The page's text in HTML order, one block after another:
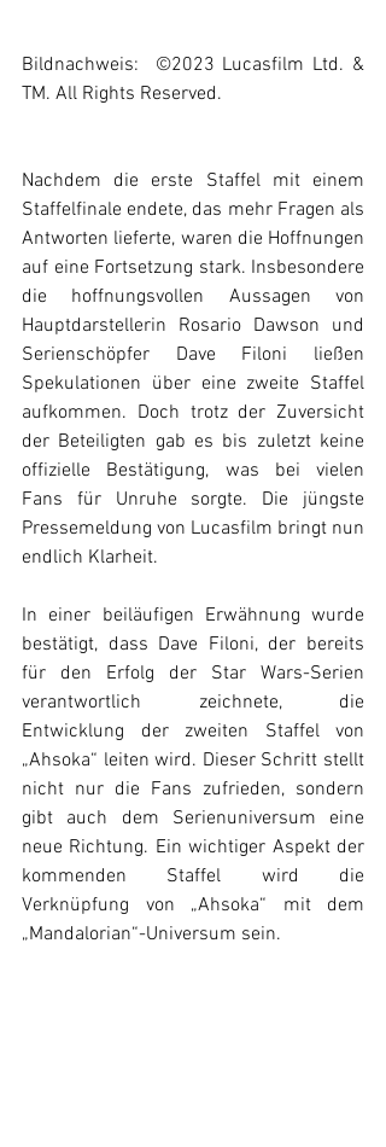
Bildnachweis:  ©2023 Lucasfilm Ltd. &
TM. All Rights Reserved.
Nachdem die erste Staffel mit einem
Staffelfinale endete, das mehr Fragen als
Antworten lieferte, waren die Hoffnungen
auf eine Fortsetzung stark. Insbesondere
die hoffnungsvollen Aussagen von
Hauptdarstellerin Rosario Dawson und
Serienschöpfer Dave Filoni ließen
Spekulationen über eine zweite Staffel
aufkommen. Doch trotz der Zuversicht
der Beteiligten gab es bis zuletzt keine
offizielle Bestätigung, was bei vielen
Fans für Unruhe sorgte. Die jüngste
Pressemeldung von Lucasfilm bringt nun
endlich Klarheit.
In einer beiläufigen Erwähnung wurde
bestätigt, dass Dave Filoni, der bereits
für den Erfolg der Star Wars-Serien
verantwortlich zeichnete, die
Entwicklung der zweiten Staffel von
„Ahsoka“ leiten wird. Dieser Schritt stellt
nicht nur die Fans zufrieden, sondern
gibt auch dem Serienuniversum eine
neue Richtung. Ein wichtiger Aspekt der
kommenden Staffel wird die
Verknüpfung von „Ahsoka“ mit dem
„Mandalorian“-Universum sein.